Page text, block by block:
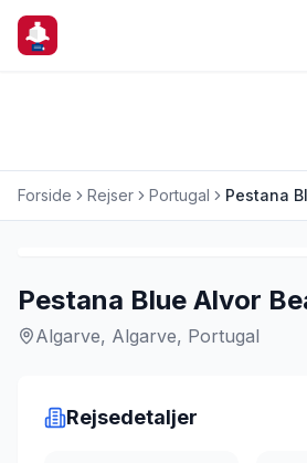
Forside Rejser Portugal Pestana
Pestana Blue Alvor
Algarve, Algarve, Portugal
Rejsedetaljer